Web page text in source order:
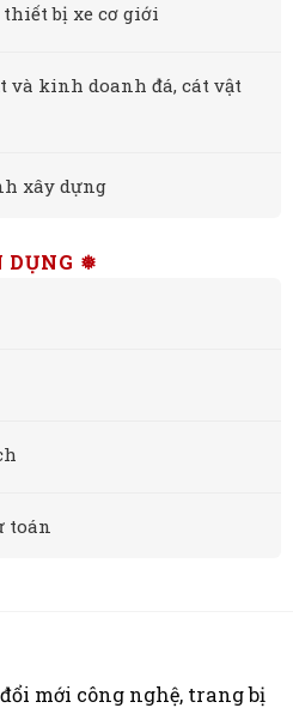
bị xe cơ giới
và kinh doanh đá, cát vật
xây dựng
DỤNG ❅
toán
mới công nghệ, trang bị